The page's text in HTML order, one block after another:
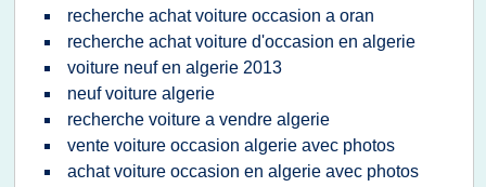
recherche achat voiture occasion a oran
recherche achat voiture d'occasion en algerie
voiture neuf en algerie 2013
neuf voiture algerie
recherche voiture a vendre algerie
vente voiture occasion algerie avec photos
achat voiture occasion en algerie avec photos